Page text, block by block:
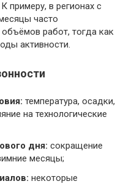
примеру, в регионах с
часто
работ, тогда как
активности.
температура, осадки,
на технологические
дня: сокращение
месяцы;
некоторые